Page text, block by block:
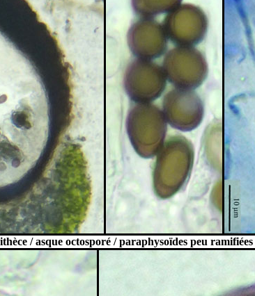
/ asque octosporé / paraphysoïdes peu ramifiées